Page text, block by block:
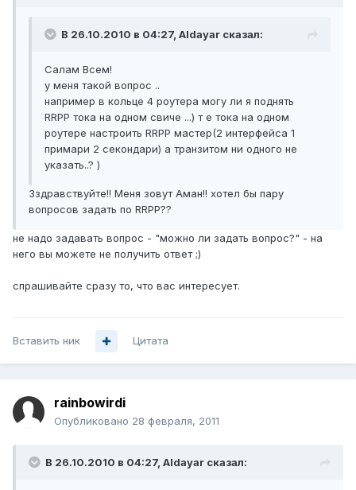
В 26.10.2010 в 04:27, Aldayar сказал:
Салам Всем!
у меня такой вопрос ..
например в кольце 4 роутера могу ли я поднять
RRPP тока на одном свиче ...) т е тока на одном
роутере настроить RRPP мастер(2 интерфейса 1
примари 2 секондари) а транзитом ни одного не
указать..? )
Зздравствуйте!! Меня зовут Аман!! хотел бы пару
вопросов задать по RRPP??
не надо задавать вопрос - "можно ли задать вопрос?" - на
него вы можете не получить ответ ;)
спрашивайте сразу то, что вас интересует.
Вставить ник Цитата
rainbowirdi
Опубликовано 28 февраля, 2011
В 26.10.2010 в 04:27, Aldayar сказал: